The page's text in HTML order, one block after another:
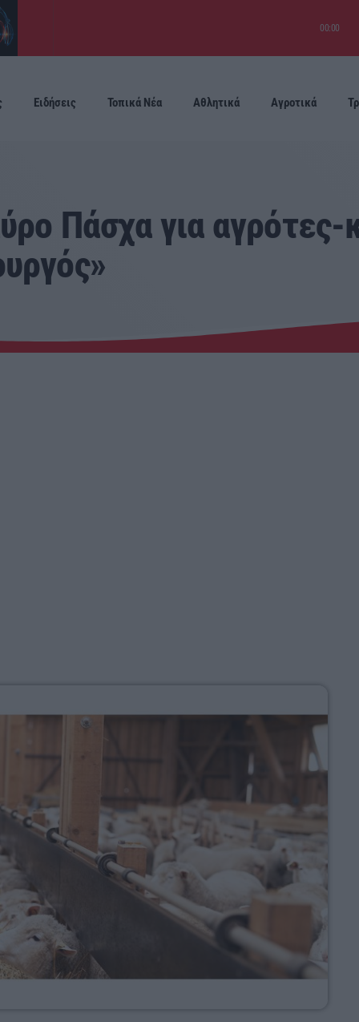
00:00
Ειδήσεις Τοπικά Νέα Αθλητικά Αγροτικά
Πάσχα για